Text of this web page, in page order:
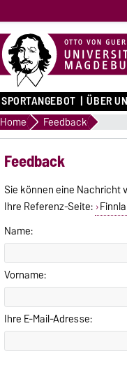
SPORTANGEBOT ÜBER
Home Feedback
Feedback
Sie können eine Nachricht
Ihre Referenz-Seite:
Name:
Vorname:
Ihre E-Mail-Adresse: